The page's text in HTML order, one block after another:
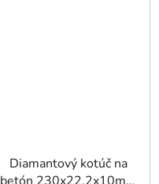
Diamantový kotúč na